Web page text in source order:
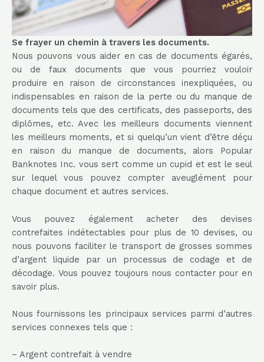
Se frayer un chemin à travers les documents.
Nous pouvons vous aider en cas de documents égarés,
ou de faux documents que vous pourriez vouloir
produire en raison de circonstances inexpliquées, ou
indispensables en raison de la perte ou du manque de
documents tels que des certificats, des passeports, des
diplômes, etc. Avec les meilleurs documents viennent
les meilleurs moments, et si quelqu’un vient d’être déçu
en raison du manque de documents, alors Popular
Banknotes Inc. vous sert comme un cupid et est le seul
sur lequel vous pouvez compter aveuglément pour
chaque document et autres services.
Vous pouvez également acheter des devises
contrefaites indétectables pour plus de 10 devises, ou
nous pouvons faciliter le transport de grosses sommes
d’argent liquide par un processus de codage et de
décodage. Vous pouvez toujours nous contacter pour en
savoir plus.
Nous fournissons les principaux services parmi d’autres
services connexes tels que :
– Argent contrefait à vendre